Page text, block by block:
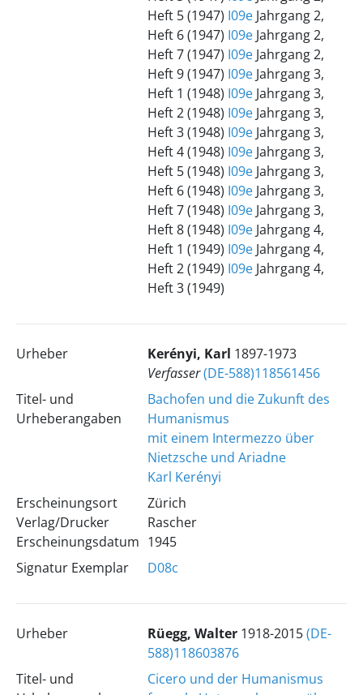
Heft 5 (1947) I09eJahrgang 2,
Heft 6 (1947) I09eJahrgang 2,
Heft 7 (1947) I09eJahrgang 2,
Heft 9 (1947) I09eJahrgang 3,
Heft 1 (1948) I09eJahrgang 3,
Heft 2 (1948) I09eJahrgang 3,
Heft 3 (1948) I09eJahrgang 3,
Heft 4 (1948) I09eJahrgang 3,
Heft 5 (1948) I09eJahrgang 3,
Heft 6 (1948) I09eJahrgang 3,
Heft 7 (1948) I09eJahrgang 3,
Heft 8 (1948) I09eJahrgang 4,
Heft 1 (1949) I09eJahrgang 4,
Heft 2 (1949) I09eJahrgang 4,
Heft 3 (1949)
Urheber Kerényi, Karl 1897-1973
Verfasser(DE-588)118561456
Titel- und
Urheberangaben
Bachofen und die Zukunft des
Humanismus
mit einem Intermezzo über
Nietzsche und Ariadne
Karl Kerényi
Erscheinungsort
Verlag/Drucker
Erscheinungsdatum
Zürich
Rascher
1945
Signatur Exemplar
D08c
Urheber Rüegg, Walter1918-2015(DE-
588)118603876
Titel- und
Cicero und der Humanismus